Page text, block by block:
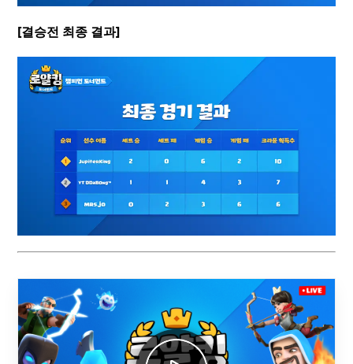
[결승전 최종 결과]